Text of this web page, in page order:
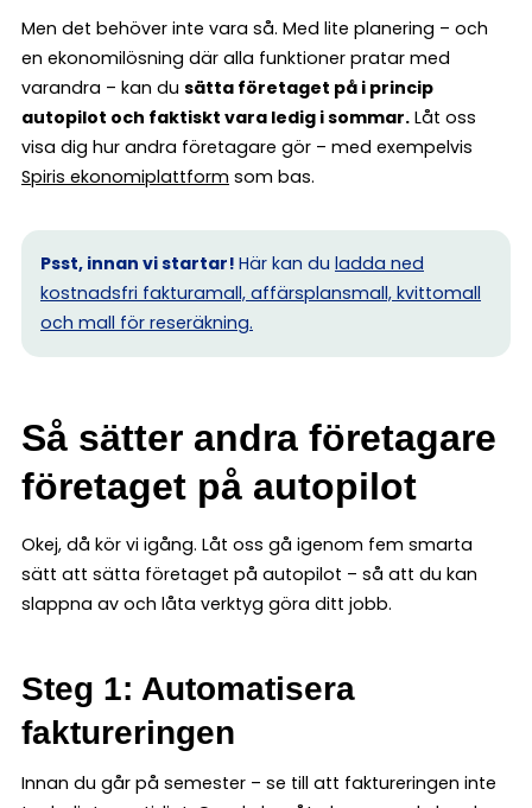
Men det behöver inte vara så. Med lite planering – och
en ekonomilösning där alla funktioner pratar med
varandra – kan du sätta företaget på i princip
autopilot och faktiskt vara ledig i sommar. Låt oss
visa dig hur andra företagare gör – med exempelvis
Spiris ekonomiplattform som bas.
Psst, innan vi startar! Här kan du ladda ned
kostnadsfri fakturamall, affärsplansmall, kvittomall
och mall för reseräkning.
Så sätter andra företagare
företaget på autopilot
Okej, då kör vi igång. Låt oss gå igenom fem smarta
sätt att sätta företaget på autopilot – så att du kan
slappna av och låta verktyg göra ditt jobb.
Steg 1: Automatisera
faktureringen
Innan du går på semester – se till att faktureringen inte